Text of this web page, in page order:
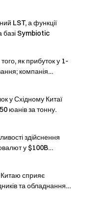
LST, а функції
базі Symbiotic
як прибуток у 1-
компанія
в окрему
у Східному Китаї
юанів за тонну.
здійснення
у $100B
Китаю сприяє
та обладнання